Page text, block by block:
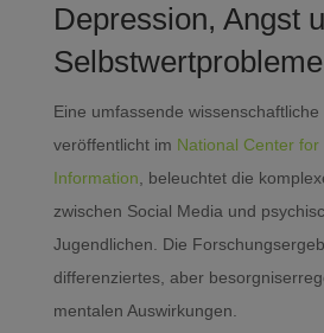
Depression, Angst
Selbstwertprobleme
Eine umfassende wissenschaftliche
veröffentlicht im National Center
Information , beleuchtet die
zwischen Social Media und
Jugendlichen. Die
differenziertes, aber
mentalen Auswirkungen.